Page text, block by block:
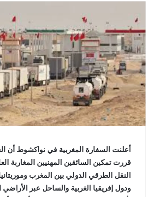
أعلنت السفارة المغربية في نواكشوط أن
قررت تمكين السائقين المهنيين المغاربة
النقل الطرقي الدولي بين المغرب
ودول إفريقيا الغربية والساحل عبر الأراضي